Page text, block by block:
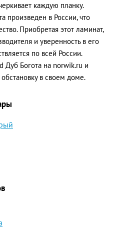
каждую планку.
произведен в России, что
Приобретая этот ламинат,
и уверенность в его
по всей России.
Дуб Богота на norwik.ru и
в своем доме.